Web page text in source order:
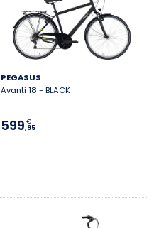
PEGASUS
Avanti 18 - BLACK
599,95
€